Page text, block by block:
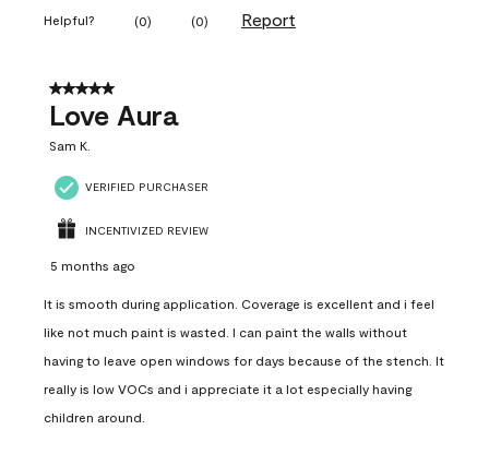
Helpful? (0) (0) Report
5 out of 5 stars.
Love Aura
Sam K.
VERIFIED PURCHASER
INCENTIVIZED REVIEW
5 months ago
It is smooth during application. Coverage is excellent and i feel
like not much paint is wasted. I can paint the walls without
having to leave open windows for days because of the stench. It
really is low VOCs and i appreciate it a lot especially having
children around.